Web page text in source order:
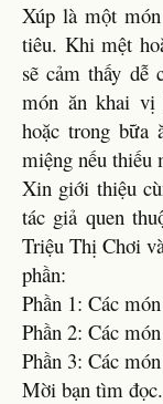
Xúp là một
tiêu. Khi mệt
sẽ cảm thấy dễ
món ăn khai vị
hoặc trong bữa
miệng nếu thiếu
Xin giới thiệu
tác giả quen
Triệu Thị Chơi
phần:
Phần 1: Các
Phần 2: Các
Phần 3: Các
Mời bạn tìm đọc.